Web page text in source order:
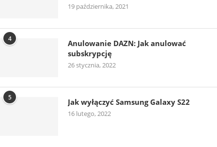
19 października, 2021
4
Anulowanie DAZN: Jak anulować
subskrypcję
26 stycznia, 2022
5 Jak wyłączyć Samsung Galaxy S22
16 lutego, 2022